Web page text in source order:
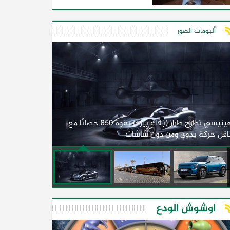
ألبومات الصور
هينيسي تطرح طراز (بلاك بيرد) بقوة 850 حصانًا مع
حركة يدوي ومن دون شاشات
اوشوش الودع